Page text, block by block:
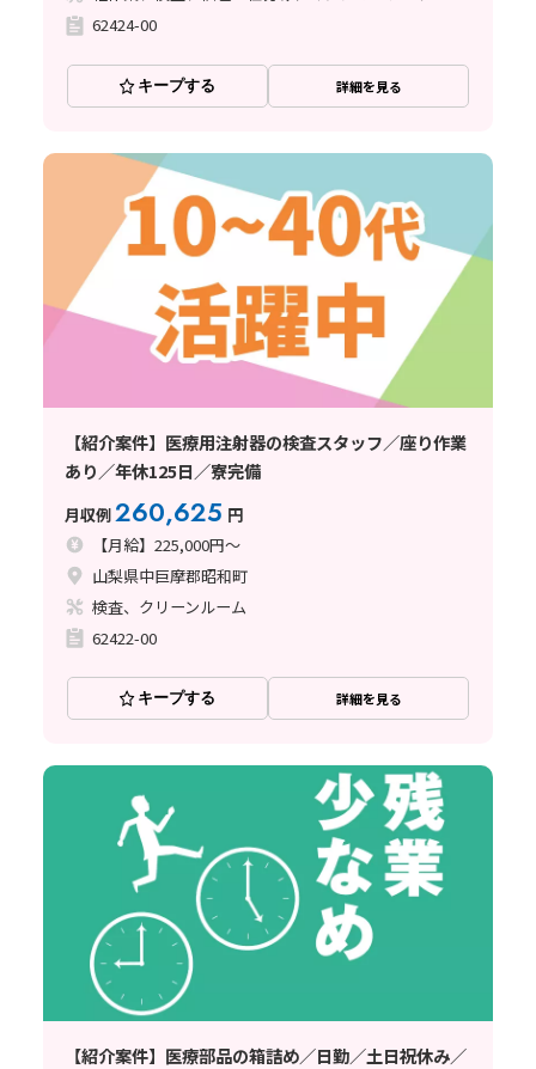
62424-00
キープする 詳細を見る
【紹介案件】医療用注射器の検査スタッフ／座り作業
あり／年休125日／寮完備
月収例260,625 円
【月給】225,000円～
山梨県中巨摩郡昭和町
検査、クリーンルーム
62422-00
キープする 詳細を見る
【紹介案件】医療部品の箱詰め／日勤／土日祝休み／